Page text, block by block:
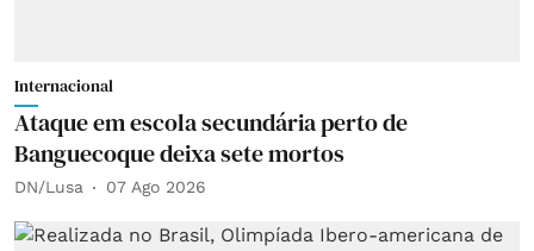
Internacional
Ataque em escola secundária perto de
Banguecoque deixa sete mortos
DN/Lusa 07 Ago 2026